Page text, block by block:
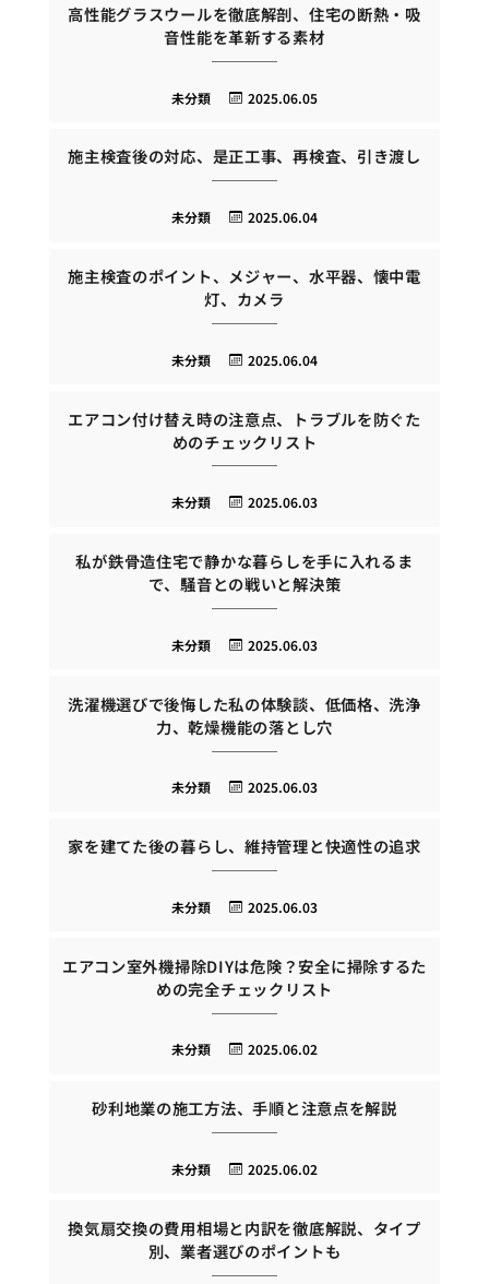
高性能グラスウールを徹底解剖、住宅の断熱・吸
音性能を革新する素材
2025.06.05
未分類
施主検査後の対応、是正工事、再検査、引き渡し
2025.06.04
未分類
施主検査のポイント、メジャー、水平器、懐中電
灯、カメラ
2025.06.04
未分類
エアコン付け替え時の注意点、トラブルを防ぐた
めのチェックリスト
2025.06.03
未分類
私が鉄骨造住宅で静かな暮らしを手に入れるま
で、騒音との戦いと解決策
2025.06.03
未分類
洗濯機選びで後悔した私の体験談、低価格、洗浄
力、乾燥機能の落とし穴
2025.06.03
未分類
家を建てた後の暮らし、維持管理と快適性の追求
2025.06.03
未分類
エアコン室外機掃除DIYは危険？安全に掃除するた
めの完全チェックリスト
2025.06.02
未分類
砂利地業の施工方法、手順と注意点を解説
2025.06.02
未分類
換気扇交換の費用相場と内訳を徹底解説、タイプ
別、業者選びのポイントも